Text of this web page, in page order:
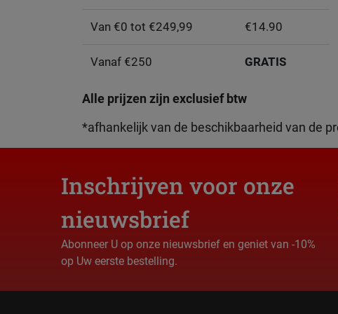
Van €0 tot €249,99 €14.90
Vanaf €250 GRATIS
Alle prijzen zijn exclusief btw
*afhankelijk van de beschikbaarheid van de
Inschrijven voor onze
nieuwsbrief
Abonneer U op onze nieuwsbrief en geniet van -10%
op Uw eerste bestelling.